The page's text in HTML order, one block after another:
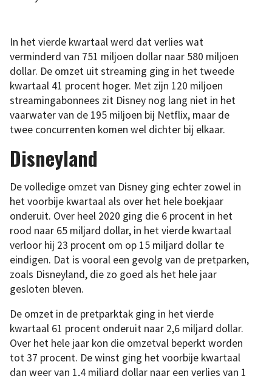
In het vierde kwartaal werd dat verlies wat
verminderd van 751 miljoen dollar naar 580 miljoen
dollar. De omzet uit streaming ging in het tweede
kwartaal 41 procent hoger. Met zijn 120 miljoen
streamingabonnees zit Disney nog lang niet in het
vaarwater van de 195 miljoen bij Netflix, maar de
twee concurrenten komen wel dichter bij elkaar.
Disneyland
De volledige omzet van Disney ging echter zowel in
het voorbije kwartaal als over het hele boekjaar
onderuit. Over heel 2020 ging die 6 procent in het
rood naar 65 miljard dollar, in het vierde kwartaal
verloor hij 23 procent om op 15 miljard dollar te
eindigen. Dat is vooral een gevolg van de pretparken,
zoals Disneyland, die zo goed als het hele jaar
gesloten bleven.
De omzet in de pretparktak ging in het vierde
kwartaal 61 procent onderuit naar 2,6 miljard dollar.
Over het hele jaar kon die omzetval beperkt worden
tot 37 procent. De winst ging het voorbije kwartaal
dan weer van 1,4 miljard dollar naar een verlies van 1